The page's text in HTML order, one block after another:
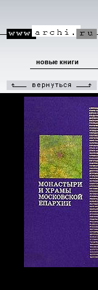
новые книги